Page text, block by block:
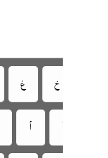
‏ ‏
‏ ‏